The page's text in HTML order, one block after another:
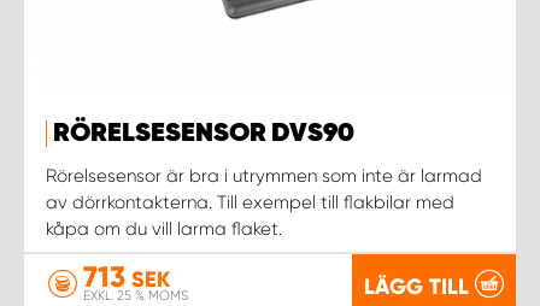
RÖRELSESENSOR DVS90
Rörelsesensor är bra i utrymmen som inte är larmad
av dörrkontakterna. Till exempel till flakbilar med
kåpa om du vill larma flaket.
713 SEK
EXKL. 25 % MOMS LÄGG TILL
WORK SYSTEM UMEÅ
WORK SYSTEM VARBERG